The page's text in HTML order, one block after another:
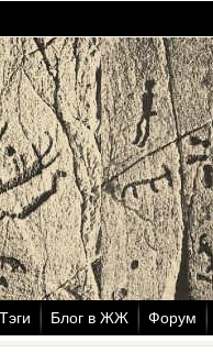
Тэги Блог в ЖЖ Форум